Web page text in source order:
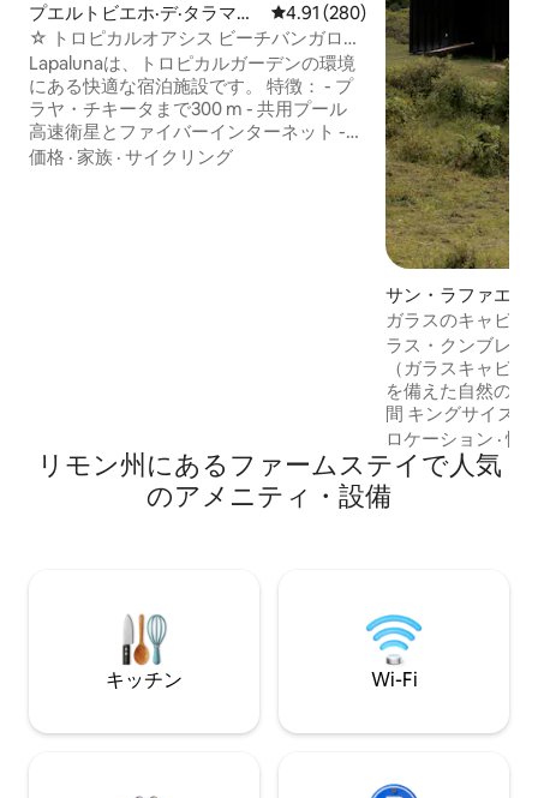
プエルトビエホ·デ·タラマン
カのバンガロー
レビュー280件、5つ星中4.91つ
4.91 (280)
☆ トロピカルオアシス ビーチバンガロー
3 ☆
Lapalunaは、トロピカルガーデンの環境
にある快適な宿泊施設です。 特徴： - プ
ラヤ・チキータまで300 m - 共用プール
高速衛星とファイバーインターネット -
無料自転車2台 - 無料ランドリーサービス
価格 · 家族 · サイクリング
サン・ラファエル
ス
ガラスのキャビン
験
ラス・クンブレス
（ガラスキャビ
を備えた自然の中
間 キングサイズのベッドでリラックスし
たり、心地よい
ロジェクターで映
大きなテラスには
トレーニングでき
ニング、サイクリ
は川で冷たい水に
す。
ロケーション ·情
リモン州にあるファームステイで人気
のアメニティ・設備
キッチン Wi-Fi